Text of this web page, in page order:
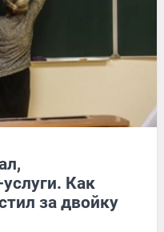
Как
за двойку